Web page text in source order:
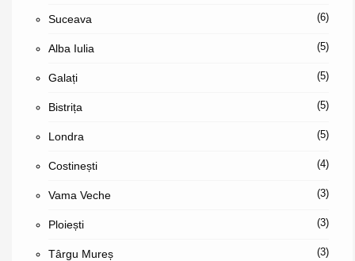
Suceava (6)
Alba Iulia (5)
Galați (5)
Bistrița (5)
Londra (5)
Costinești (4)
Vama Veche (3)
Ploiești (3)
Târgu Mureș (3)